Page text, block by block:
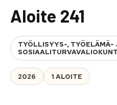
Aloite 241
TYÖLLISYYS-, TYÖELÄMÄ-
2026 1 ALOITE